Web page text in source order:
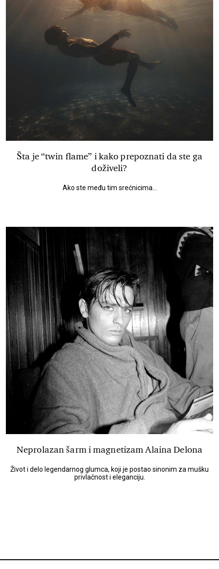
Šta je “twin flame” i kako prepoznati da ste ga
doživeli?
Ako ste među tim srećnicima...
Neprolazan šarm i magnetizam Alaina Delona
Život i delo legendarnog glumca, koji je postao sinonim za mušku
privlačnost i eleganciju.